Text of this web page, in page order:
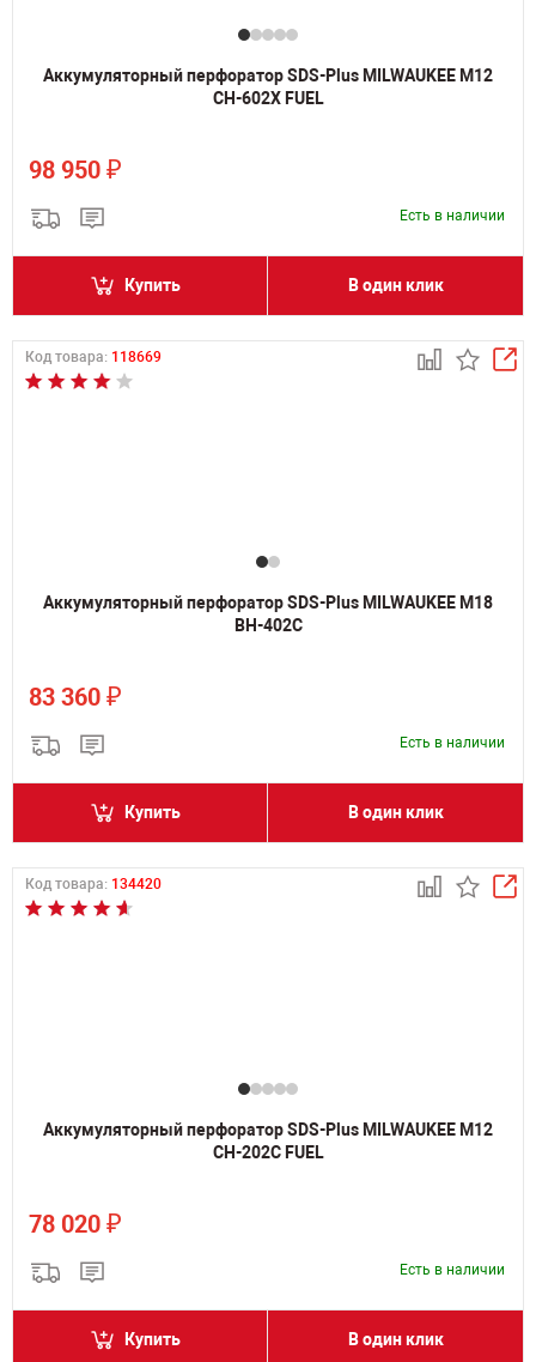
Аккумуляторный перфоратор SDS-Plus MILWAUKEE M12
CH-602X FUEL
98 950 ₽
Есть в наличии
Купить В один клик
Код товара: 118669
Аккумуляторный перфоратор SDS-Plus MILWAUKEE M18
BH-402C
83 360 ₽
Есть в наличии
Купить В один клик
Код товара: 134420
Аккумуляторный перфоратор SDS-Plus MILWAUKEE M12
CH-202C FUEL
78 020 ₽
Есть в наличии
Купить В один клик